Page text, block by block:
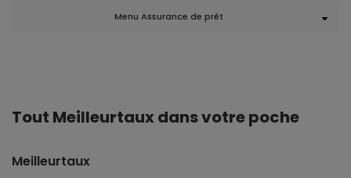
Menu Assurance de prêt
Tout Meilleurtaux dans votre poche
Meilleurtaux